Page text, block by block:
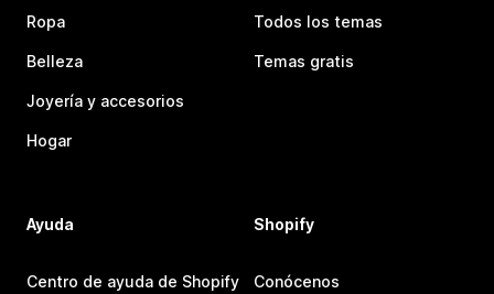
Ropa
Belleza
Joyería y accesorios
Hogar
Todos los temas
Temas gratis
Ayuda
Centro de ayuda de Shopify
Shopify
Conócenos